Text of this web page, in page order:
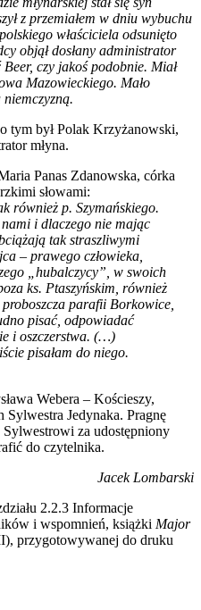
z przemiałem w dniu wybuchu
właściciela odsunięto
objął dosłany administrator
czy jakoś podobnie. Miał
Mazowieckiego. Mało
tym był Polak Krzyżanowski,
młyna.
Panas Zdanowska, córka
słowami:
również p. Szymańskiego.
i dlaczego nie mając
tak straszliwymi
– prawego człowieka,
„hubalczycy”, w swoich
ks. Ptaszyńskim, również
parafii Borkowice,
pisać, odpowiadać
i oszczerstwa. (…)
pisałam do niego.
Webera – Kościeszy,
Sylwestra Jedynaka. Pragnę
za udostępniony
do czytelnika.
Jacek Lombarski
2.2.3 Informacje
i wspomnień, książki Major
przygotowywanej do druku